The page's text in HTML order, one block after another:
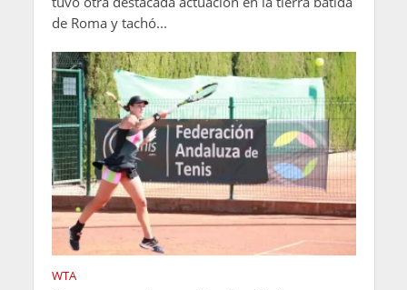
de Roma y tachó...
WTA